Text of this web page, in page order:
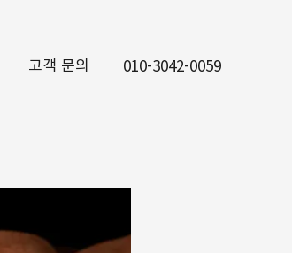
고객 문의 010-3042-0059